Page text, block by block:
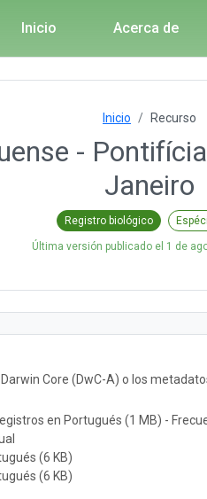
Inicio Acerca de
Inicio Recurso
-
Janeiro
Registro biológico
Última versión publicado el 1 de
Core (DwC-A) o los
en Portugués (1 MB) -
(6 KB)
(6 KB)